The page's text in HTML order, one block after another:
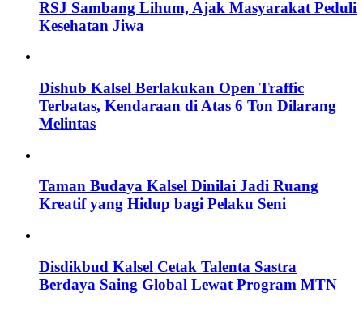
RSJ Sambang Lihum, Ajak Masyarakat Peduli
Kesehatan Jiwa
Dishub Kalsel Berlakukan Open Traffic
Terbatas, Kendaraan di Atas 6 Ton Dilarang
Melintas
Taman Budaya Kalsel Dinilai Jadi Ruang
Kreatif yang Hidup bagi Pelaku Seni
Disdikbud Kalsel Cetak Talenta Sastra
Berdaya Saing Global Lewat Program MTN